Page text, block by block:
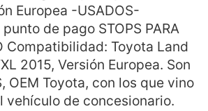
Europea -USADOS-
de pago STOPS PARA
Compatibilidad: Toyota Land
2015, Versión Europea. Son
OEM Toyota, con los que vino
vehículo de concesionario.